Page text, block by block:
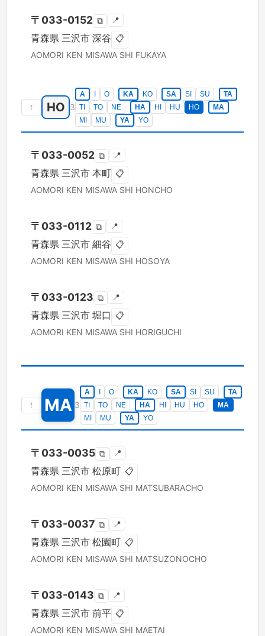
〒 033-0152 ⧉ 📍
青森県 三沢市 深谷 📋
AOMORI KEN MISAWA SHI FUKAYA
↑ HO 3
A O KA KO SA SI SU
TA
TI
TO NE HA HI HU HO
MA
MI
MU YA YO
〒 033-0052 ⧉ 📍
青森県 三沢市 本町 📋
AOMORI KEN MISAWA SHI HONCHO
〒 033-0112 ⧉ 📍
青森県 三沢市 細谷 📋
AOMORI KEN MISAWA SHI HOSOYA
〒 033-0123 ⧉ 📍
青森県 三沢市 堀口 📋
AOMORI KEN MISAWA SHI HORIGUCHI
↑ MA 3
A O KA KO SA SI SU
TA
TI
TO NE HA HI HU HO
MA
MI
MU YA YO
〒 033-0035 ⧉ 📍
青森県 三沢市 松原町 📋
AOMORI KEN MISAWA SHI MATSUBARACHO
〒 033-0037 ⧉ 📍
青森県 三沢市 松園町 📋
AOMORI KEN MISAWA SHI MATSUZONOCHO
〒 033-0143 ⧉ 📍
青森県 三沢市 前平 📋
AOMORI KEN MISAWA SHI MAETAI